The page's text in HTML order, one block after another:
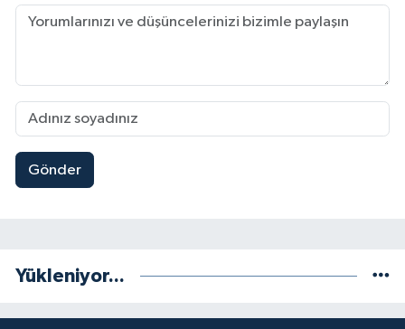
Gönder
Yükleniyor...